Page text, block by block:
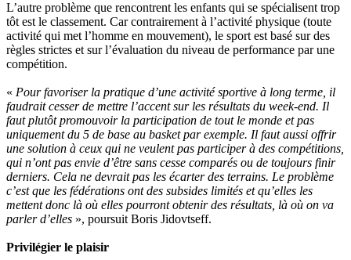
L’autre problème que rencontrent les enfants qui se spécialisent trop
tôt est le classement. Car contrairement à l’activité physique (toute
activité qui met l’homme en mouvement), le sport est basé sur des
règles strictes et sur l’évaluation du niveau de performance par une
compétition.
« Pour favoriser la pratique d’une activité sportive à long terme, il
faudrait cesser de mettre l’accent sur les résultats du week-end. Il
faut plutôt promouvoir la participation de tout le monde et pas
uniquement du 5 de base au basket par exemple. Il faut aussi offrir
une solution à ceux qui ne veulent pas participer à des compétitions,
qui n’ont pas envie d’être sans cesse comparés ou de toujours finir
derniers. Cela ne devrait pas les écarter des terrains. Le problème
c’est que les fédérations ont des subsides limités et qu’elles les
mettent donc là où elles pourront obtenir des résultats, là où on va
parler d’elles », poursuit Boris Jidovtseff.
Privilégier le plaisir